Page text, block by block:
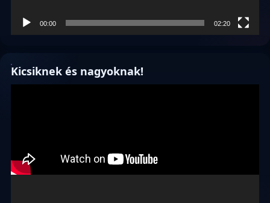
00:00 02:20
Kicsiknek és nagyoknak!